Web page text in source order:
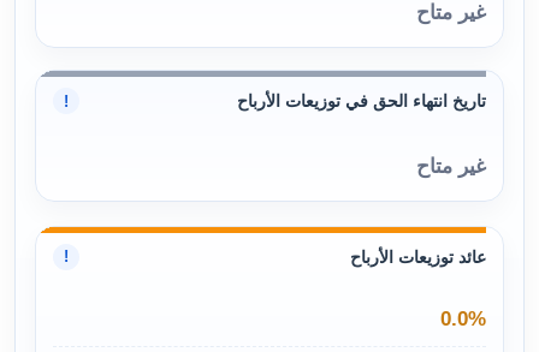
غير متاح
تاريخ انتهاء الحق في توزيعات الأرباح !
غير متاح
عائد توزيعات الأرباح !
0.0%